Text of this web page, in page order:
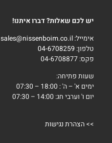
יש לכם שאלות? דברו איתנו!
אימייל:sales@nissenboim.co.il
טלפון: 04-6708259
פקס: 04-6708877
שעות פתיחה:
ימים א' – ה' : 18:00 – 07:30
יום ו' וערבי חג: 14:00 – 07:30
>>הצהרת נגישות